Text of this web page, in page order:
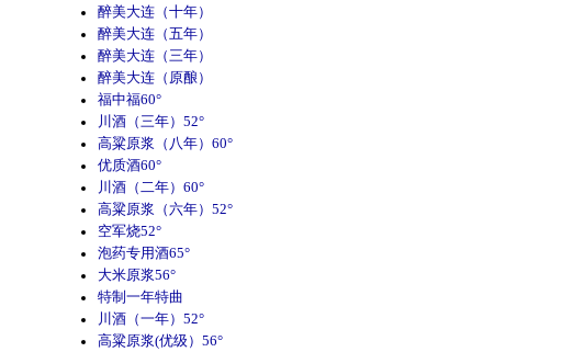
醉美大连（十年）
醉美大连（五年）
醉美大连（三年）
醉美大连（原酿）
福中福60°
川酒（三年）52°
高粱原浆（八年）60°
优质酒60°
川酒（二年）60°
高粱原浆（六年）52°
空军烧52°
泡药专用酒65°
大米原浆56°
特制一年特曲
川酒（一年）52°
高粱原浆(优级）56°